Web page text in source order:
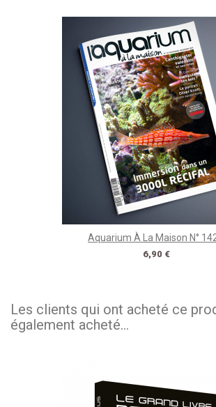
Aquarium À La Maison N°
Prix
6,90 €
Les clients qui ont acheté ce
également acheté...